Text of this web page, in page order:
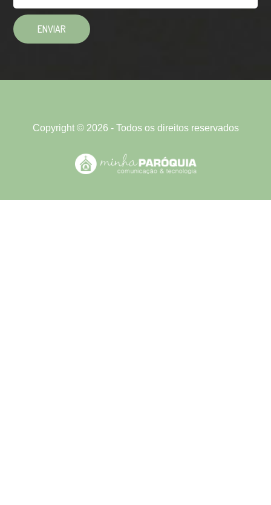
Copyright © 2026 - Todos os direitos reservados